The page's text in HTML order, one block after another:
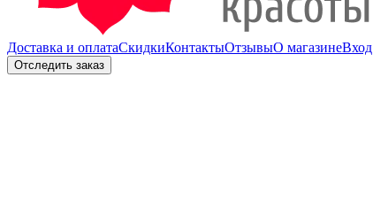
Доставка и оплатаСкидкиКонтактыОтзывыО магазинеВход
Отследить заказ